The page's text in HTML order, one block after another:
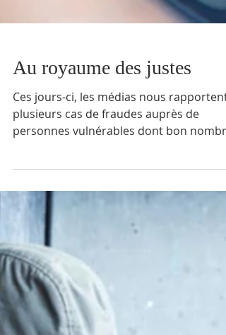
Au royaume des justes
plusieurs cas de fraudes auprès de
personnes vulnérables dont bon nombre
de personnes âgées qui...